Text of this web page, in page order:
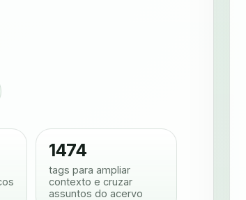
1474
tags para ampliar
contexto e cruzar
assuntos do acervo